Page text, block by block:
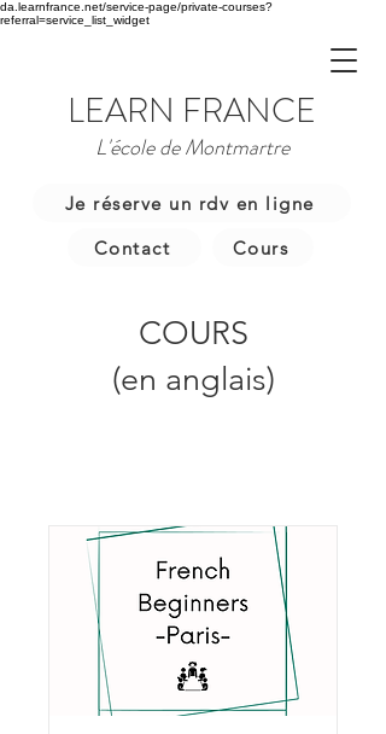
da.learnfrance.net/service-page/private-courses?
referral=service_list_widget
LEARN FRANCE
L'école de Montmartre
Je réserve un rdv en ligne
Contact
Cours
COURS
(en anglais)